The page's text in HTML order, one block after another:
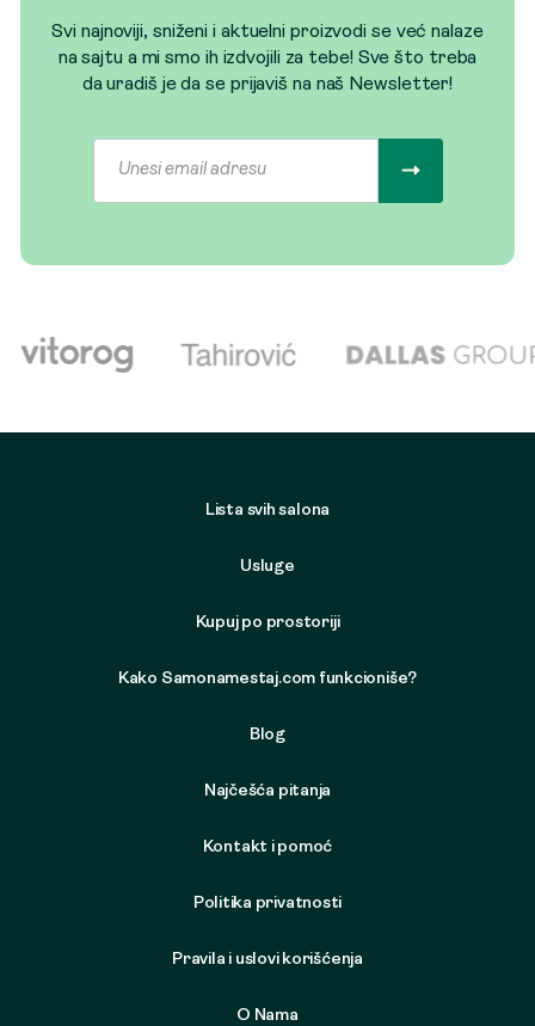
Svi najnoviji, sniženi i aktuelni proizvodi se već nalaze
na sajtu a mi smo ih izdvojili za tebe! Sve što treba
da uradiš je da se prijaviš na naš Newsletter!
Lista svih salona
Usluge
Kupuj po prostoriji
Kako Samonamestaj.com funkcioniše?
Blog
Najčešća pitanja
Kontakt i pomoć
Politika privatnosti
Pravila i uslovi korišćenja
O Nama